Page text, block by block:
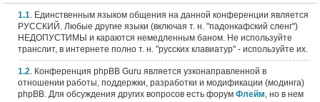
1.1. Единственным языком общения на данной конференции является
РУССКИЙ. Любые другие языки (включая т. н. "падонкафский сленг")
НЕДОПУСТИМЫ и караются немедленным баном. Не используйте
транслит, в интернете полно т. н. "русских клавиатур" - используйте их.
1.2. Конференция phpBB Guru является узконаправленной в
отношении работы, поддержки, разработки и модификации (модинга)
phpBB. Для обсуждения других вопросов есть форум Флейм, но в нем